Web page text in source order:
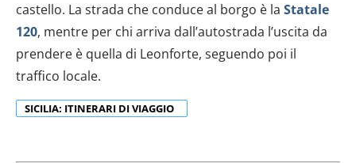
nostri partner che si occupano di analisi dei dati web,
pubblicità e social media, i quali potrebbero combinarle
con altre informazioni che hai fornito loro o che hanno
raccolto dal tuo utilizzo dei loro servizi.
castello. La strada che conduce al borgo è la Statale
120, mentre per chi arriva dall’autostrada l’uscita da
prendere è quella di Leonforte, seguendo poi il
traffico locale.
SICILIA: ITINERARI DI VIAGGIO